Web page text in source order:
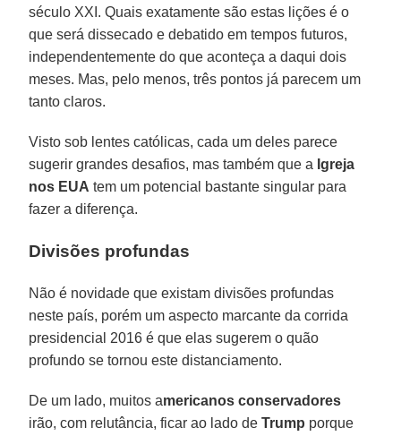
século XXI. Quais exatamente são estas lições é o
que será dissecado e debatido em tempos futuros,
independentemente do que aconteça a daqui dois
meses. Mas, pelo menos, três pontos já parecem um
tanto claros.
Visto sob lentes católicas, cada um deles parece
sugerir grandes desafios, mas também que a Igreja
nos EUA tem um potencial bastante singular para
fazer a diferença.
Divisões profundas
Não é novidade que existam divisões profundas
neste país, porém um aspecto marcante da corrida
presidencial 2016 é que elas sugerem o quão
profundo se tornou este distanciamento.
De um lado, muitos americanos conservadores
irão, com relutância, ficar ao lado deTrump porque